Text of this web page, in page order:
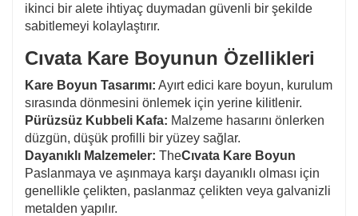
ikinci bir alete ihtiyaç duymadan güvenli bir şekilde
sabitlemeyi kolaylaştırır.
Cıvata Kare Boyunun Özellikleri
Kare Boyun Tasarımı: Ayırt edici kare boyun, kurulum
sırasında dönmesini önlemek için yerine kilitlenir.
Pürüzsüz Kubbeli Kafa: Malzeme hasarını önlerken
düzgün, düşük profilli bir yüzey sağlar.
Dayanıklı Malzemeler: TheCıvata Kare Boyun
Paslanmaya ve aşınmaya karşı dayanıklı olması için
genellikle çelikten, paslanmaz çelikten veya galvanizli
metalden yapılır.